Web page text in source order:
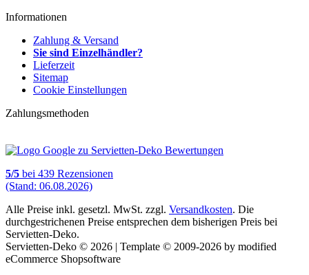
Informationen
Zahlung & Versand
Sie sind Einzelhändler?
Lieferzeit
Sitemap
Cookie Einstellungen
Zahlungsmethoden
5/5 bei 439 Rezensionen
(Stand: 06.08.2026)
Alle Preise inkl. gesetzl. MwSt. zzgl. Versandkosten. Die
durchgestrichenen Preise entsprechen dem bisherigen Preis bei
Servietten-Deko.
Servietten-Deko © 2026 | Template © 2009-2026 by modified
eCommerce Shopsoftware